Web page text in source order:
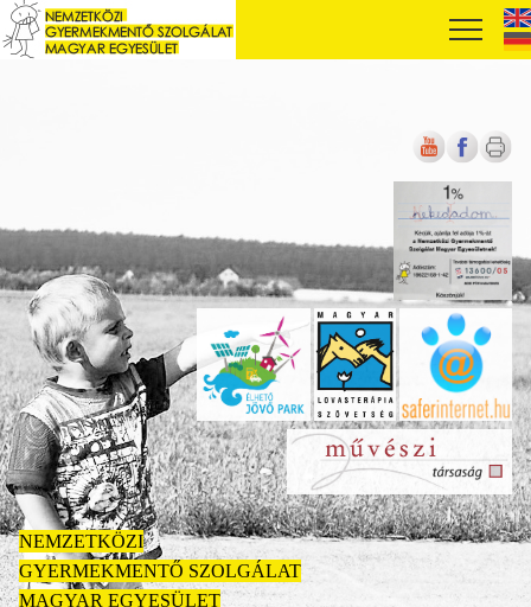
NEMZETKÖZI
GYERMEKMENTŐ SZOLGÁLAT
MAGYAR EGYESÜLET